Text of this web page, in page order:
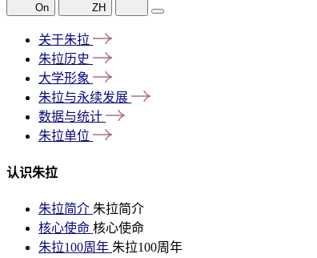
On ZH
关于朱拉
朱拉历史
大学形象
朱拉与永续发展
数据与统计
朱拉单位
认识朱拉
朱拉简介 朱拉简介
核心使命 核心使命
朱拉100周年 朱拉100周年